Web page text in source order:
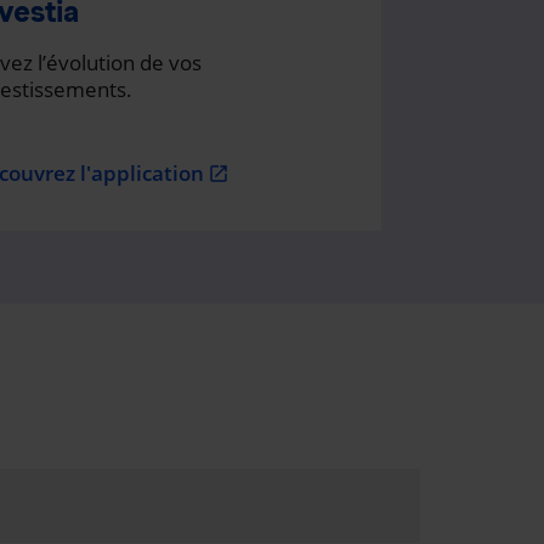
l’évolution de vos
l'application open_in_new